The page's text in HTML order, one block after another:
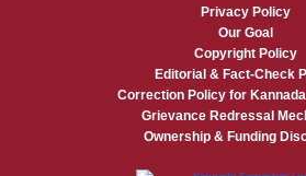
Privacy Policy
Our Goal
Copyright Policy
Editorial & Fact-Check
Correction Policy for
Grievance Redressal
Ownership & Funding